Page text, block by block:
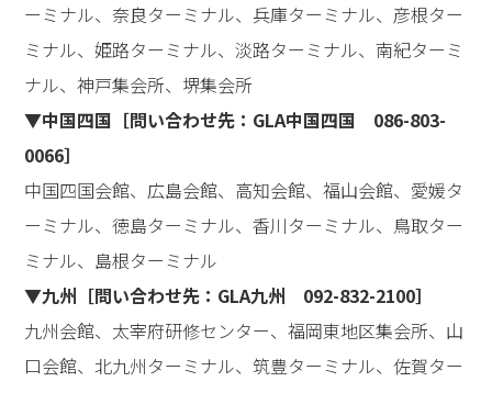
ーミナル、奈良ターミナル、兵庫ターミナル、彦根ター
ミナル、姫路ターミナル、淡路ターミナル、南紀ターミ
ナル、神戸集会所、堺集会所
▼中国四国［問い合わせ先：GLA中国四国 086-803-
0066］
中国四国会館、広島会館、高知会館、福山会館、愛媛タ
ーミナル、徳島ターミナル、香川ターミナル、鳥取ター
ミナル、島根ターミナル
▼九州［問い合わせ先：GLA九州 092-832-2100］
九州会館、太宰府研修センター、福岡東地区集会所、山
口会館、北九州ターミナル、筑豊ターミナル、佐賀ター